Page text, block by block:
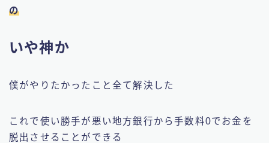
の
いや神か
僕がやりたかったこと全て解決した
これで使い勝手が悪い地方銀行から手数料0でお金を
脱出させることができる